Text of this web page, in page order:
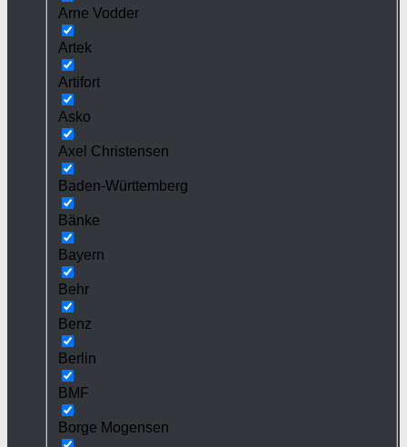
Arne Vodder
Artek
Artifort
Asko
Axel Christensen
Baden-Württemberg
Bänke
Bayern
Behr
Benz
Berlin
BMF
Borge Mogensen